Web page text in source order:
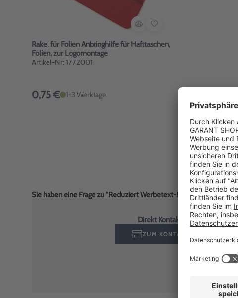
Rakel für Folien Anbringhilfe für Hafttaschen,
Folien, zur Logomontage
Artikel-Nr: 1772001
0,75 € 1-3 Werktage
Sie haben eine Frage zu "Reduziert Werbetext-Folie
Direkt Kontakt aufnehmen
ZUM KONTAKTFORMULAR